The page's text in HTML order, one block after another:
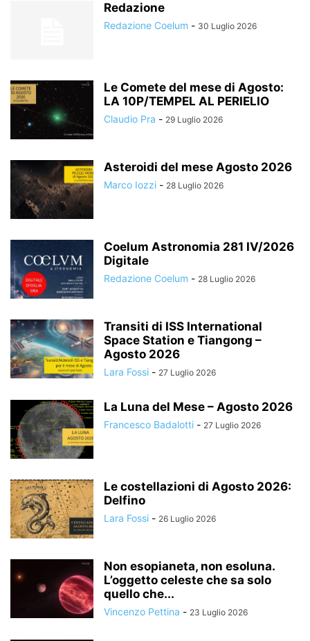
Redazione
Redazione Coelum - 30 Luglio 2026
Le Comete del mese di Agosto:
LA 10P/TEMPEL AL PERIELIO
Claudio Pra - 29 Luglio 2026
Asteroidi del mese Agosto 2026
Marco Iozzi - 28 Luglio 2026
Coelum Astronomia 281 IV/2026
Digitale
Redazione Coelum - 28 Luglio 2026
Transiti di ISS International
Space Station e Tiangong –
Agosto 2026
Lara Fossi - 27 Luglio 2026
La Luna del Mese – Agosto 2026
Francesco Badalotti - 27 Luglio 2026
Le costellazioni di Agosto 2026:
Delfino
Lara Fossi - 26 Luglio 2026
Non esopianeta, non esoluna.
L’oggetto celeste che sa solo
quello che...
Vincenzo Pettina - 23 Luglio 2026